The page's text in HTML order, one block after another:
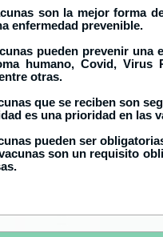
son la mejor forma
enfermedad prevenible.
pueden prevenir una
humano, Covid, Virus
otras.
que se reciben son
es una prioridad en las
pueden ser
son un requisito